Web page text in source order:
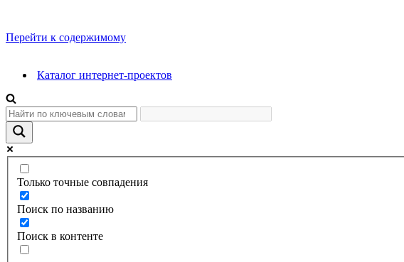
Перейти к содержимому
Каталог интернет-проектов
Только точные совпадения
Поиск по названию
Поиск в контенте